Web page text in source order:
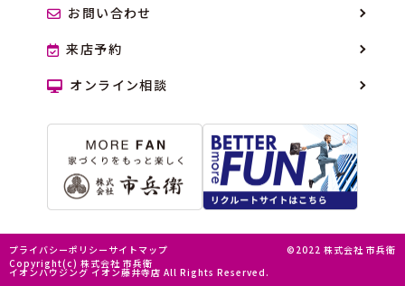
お問い合わせ
来店予約
オンライン相談
プライバシーポリシー サイトマップ
©2022 株式会社 市兵衛
Copyright(c) 株式会社 市兵衛
イオンハウジング イオン藤井寺店 All Rights Reserved.